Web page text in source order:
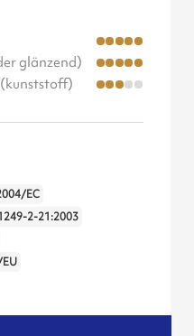
glänzend)
EC
2-21:2003